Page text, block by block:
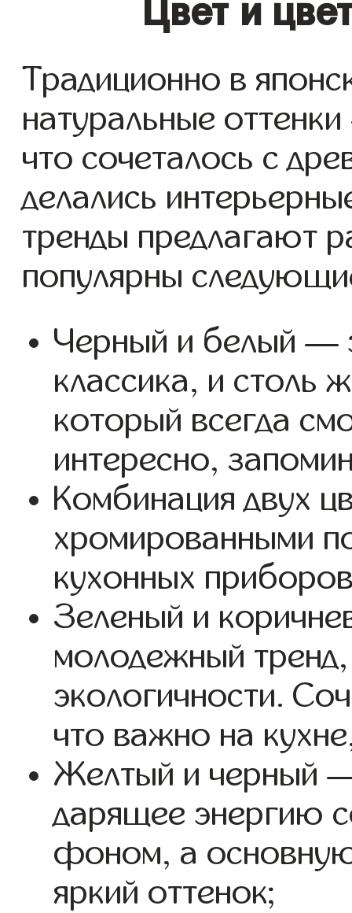
Традиционно в
натуральные
что сочеталось с
делались
тренды предлагают
популярны
Черный и белый —
классика, и столь
который всегда
интересно,
Комбинация двух
хромированными
кухонных
Зеленый и
молодежный
экологичности.
что важно на
Желтый и черный
дарящее энергию
фоном, а
яркий оттенок;